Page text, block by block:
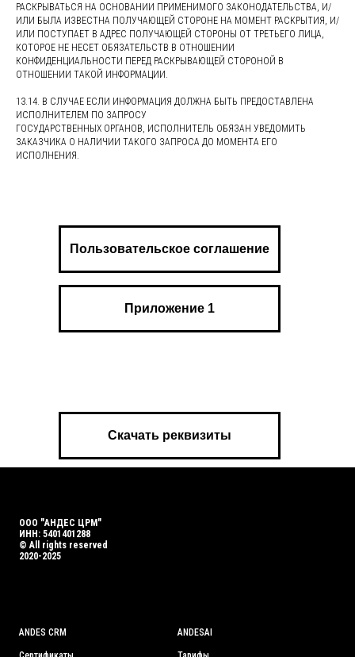
РАСКРЫВАТЬСЯ НА ОСНОВАНИИ ПРИМЕНИМОГО ЗАКОНОДАТЕЛЬСТВА, И/
ИЛИ БЫЛА ИЗВЕСТНА ПОЛУЧАЮЩЕЙ СТОРОНЕ НА МОМЕНТ РАСКРЫТИЯ, И/
ИЛИ ПОСТУПАЕТ В АДРЕС ПОЛУЧАЮЩЕЙ СТОРОНЫ ОТ ТРЕТЬЕГО ЛИЦА,
КОТОРОЕ НЕ НЕСЕТ ОБЯЗАТЕЛЬСТВ В ОТНОШЕНИИ
КОНФИДЕНЦИАЛЬНОСТИ ПЕРЕД РАСКРЫВАЮЩЕЙ СТОРОНОЙ В
ОТНОШЕНИИ ТАКОЙ ИНФОРМАЦИИ.
13.14. В СЛУЧАЕ ЕСЛИ ИНФОРМАЦИЯ ДОЛЖНА БЫТЬ ПРЕДОСТАВЛЕНА
ИСПОЛНИТЕЛЕМ ПО ЗАПРОСУ
ГОСУДАРСТВЕННЫХ ОРГАНОВ, ИСПОЛНИТЕЛЬ ОБЯЗАН УВЕДОМИТЬ
ЗАКАЗЧИКА О НАЛИЧИИ ТАКОГО ЗАПРОСА ДО МОМЕНТА ЕГО
ИСПОЛНЕНИЯ.
Приложение 1
Скачать реквизиты
Пользовательское соглашение
ООО "АНДЕС ЦРМ"
ИНН: 5401401288
© All rights reserved
2020-2025
ANDES CRM ANDESAI